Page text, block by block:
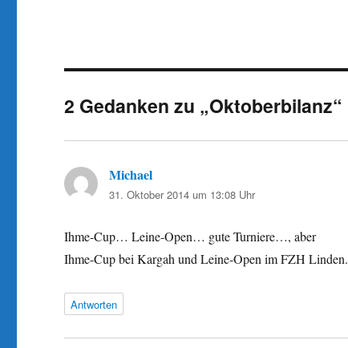
2 Gedanken zu „Oktoberbilanz“
Michael
31. Oktober 2014 um 13:08 Uhr
Ihme-Cup… Leine-Open… gute Turniere…, aber
Ihme-Cup bei Kargah und Leine-Open im FZH Linden.
Antworten